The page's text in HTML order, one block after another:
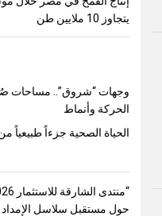
يتجاوز 10 ملايين طن
وجهات “شروق”.. مساحات
الحركة وأنماط
الحياة الصحية جزءاً طبيعياً من
حول مستقبل سلاسل الإمداد